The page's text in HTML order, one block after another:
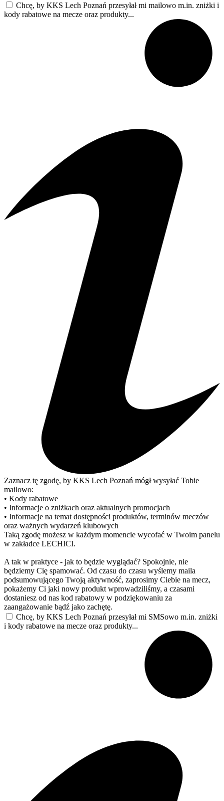
Chcę, by KKS Lech Poznań przesyłał mi mailowo m.in. zniżki i
kody rabatowe na mecze oraz produkty...
Zaznacz tę zgodę, by KKS Lech Poznań mógł wysyłać Tobie
mailowo:
• Kody rabatowe
• Informacje o zniżkach oraz aktualnych promocjach
• Informacje na temat dostępności produktów, terminów meczów
oraz ważnych wydarzeń klubowych
Taką zgodę możesz w każdym momencie wycofać w Twoim panelu
w zakładce LECHICI.
A tak w praktyce - jak to będzie wyglądać? Spokojnie, nie
będziemy Cię spamować. Od czasu do czasu wyślemy maila
podsumowującego Twoją aktywność, zaprosimy Ciebie na mecz,
pokażemy Ci jaki nowy produkt wprowadziliśmy, a czasami
dostaniesz od nas kod rabatowy w podziękowaniu za
zaangażowanie bądź jako zachętę.
Chcę, by KKS Lech Poznań przesyłał mi SMSowo m.in. zniżki
i kody rabatowe na mecze oraz produkty...